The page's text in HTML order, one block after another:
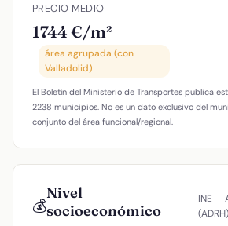
PRECIO MEDIO
1744 €/m²
área agrupada (con
Valladolid)
El Boletín del Ministerio de Transportes publica
2238 municipios. No es un dato exclusivo del
conjunto del área funcional/regional.
💰
Nivel
socioeconómico
INE —
(ADRH)